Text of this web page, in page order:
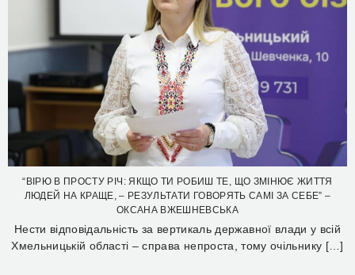
“ВІРЮ В ПРОСТУ РІЧ: ЯКЩО ТИ РОБИШ ТЕ, ЩО ЗМІНЮЄ ЖИТТЯ
ЛЮДЕЙ НА КРАЩЕ, – РЕЗУЛЬТАТИ ГОВОРЯТЬ САМІ ЗА СЕБЕ” –
ОКСАНА ВЖЕШНЕВСЬКА
Нести відповідальність за вертикаль державної влади у всій
Хмельницькій області – справа непроста, тому очільнику […]